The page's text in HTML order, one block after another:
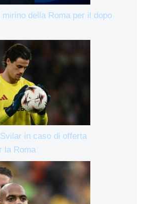
mirino della Roma per il dopo
in caso di offerta
la Roma